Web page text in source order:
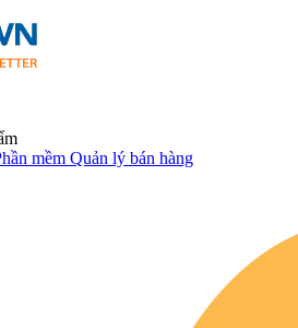
mềm Quản lý bán hàng